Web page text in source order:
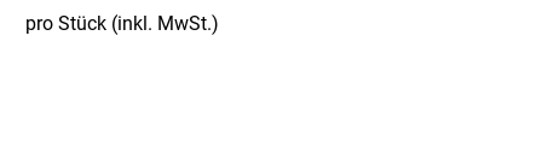
pro Stück (inkl. MwSt.)